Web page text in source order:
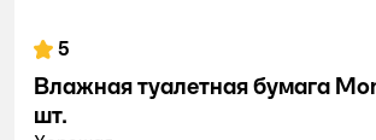
5
Влажная туалетная бумага
шт.